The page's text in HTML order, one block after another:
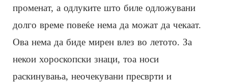
променат, а одлуките што биле одложувани
долго време повеќе нема да можат да чекаат.
Ова нема да биде мирен влез во летото. За
некои хороскопски знаци, тоа носи
раскинувања, неочекувани пресврти и